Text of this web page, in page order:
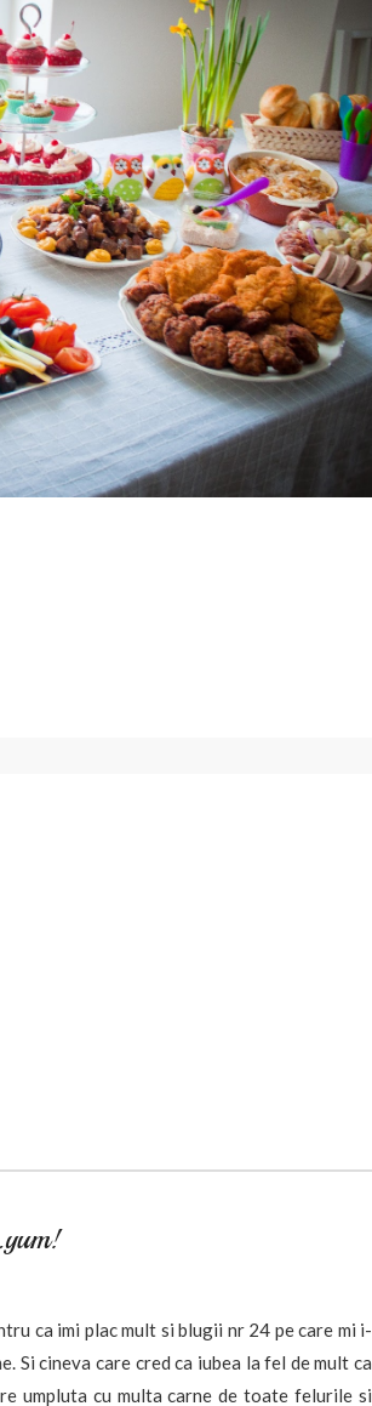
ca imi plac mult si blugii nr 24 pe care mi i-
Si cineva care cred ca iubea la fel de mult ca
umpluta cu multa carne de toate felurile si